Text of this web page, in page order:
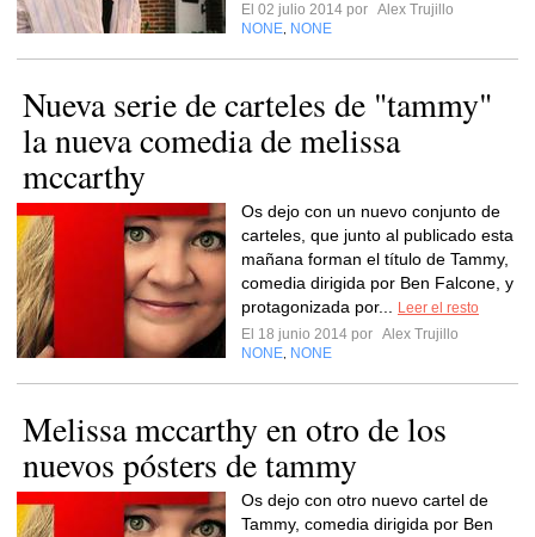
El 02 julio 2014 por Alex Trujillo
NONE NONE
Nueva serie de carteles de "tammy"
la nueva comedia de melissa
mccarthy
Os dejo con un nuevo conjunto de
carteles, que junto al publicado esta
mañana forman el título de Tammy,
comedia dirigida por Ben Falcone, y
protagonizada por...
Leer el resto
El 18 junio 2014 por Alex Trujillo
NONE NONE
Melissa mccarthy en otro de los
nuevos pósters de tammy
Os dejo con otro nuevo cartel de
Tammy, comedia dirigida por Ben